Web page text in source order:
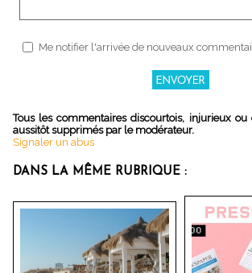
Me notifier l'arrivée de nouveaux
Tous les commentaires discourtois, injurieux ou
aussitôt supprimés par le modérateur.
Signaler un abus
DANS LA MÊME RUBRIQUE :